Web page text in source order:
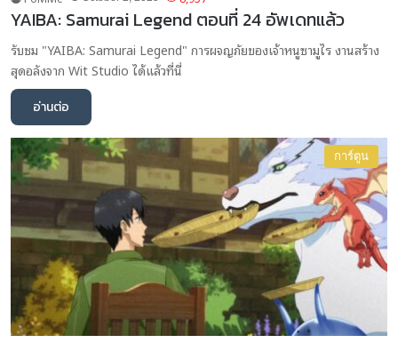
YAIBA: Samurai Legend ตอนที่ 24 อัพเดทแล้ว
รับชม "YAIBA: Samurai Legend" การผจญภัยของเจ้าหนูซามูไร งานสร้าง
สุดอลังจาก Wit Studio ได้แล้วที่นี่
อ่านต่อ
การ์ตูน